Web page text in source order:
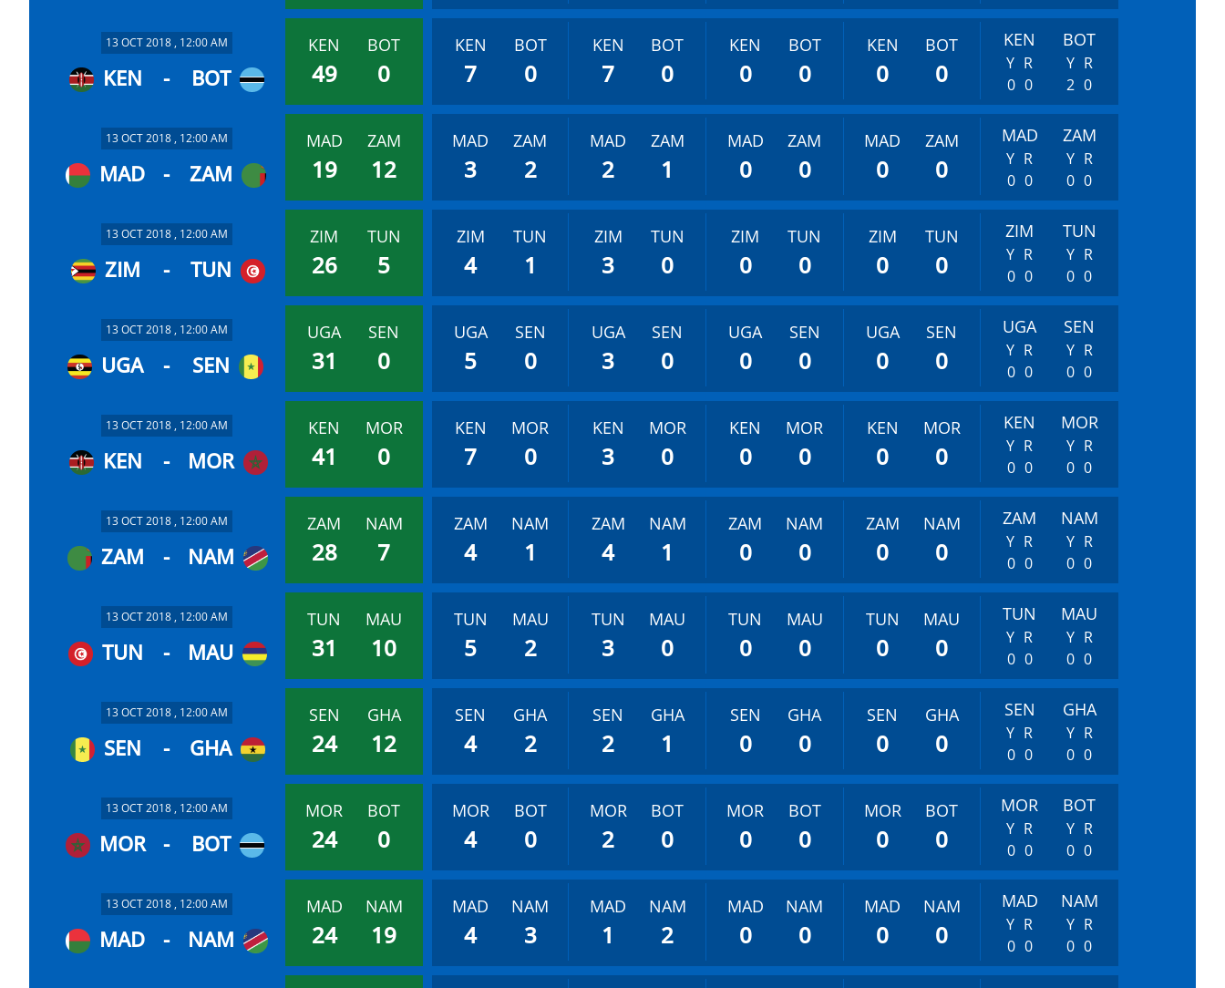
13 OCT 2018 , 12:00 AM
KEN - BOT
KEN BOT
49 0
KEN BOT
7 0
KEN BOT
7 0
KEN BOT
0 0
KEN BOT
0 0
KEN BOT
Y R
0 0
Y R
2 0
13 OCT 2018 , 12:00 AM
MAD - ZAM
MAD ZAM
19 12
MAD ZAM
3 2
MAD ZAM
2 1
MAD ZAM
0 0
MAD ZAM
0 0
MAD ZAM
Y R
0 0
Y R
0 0
13 OCT 2018 , 12:00 AM
ZIM - TUN
ZIM TUN
26 5
ZIM TUN
4 1
ZIM TUN
3 0
ZIM TUN
0 0
ZIM TUN
0 0
ZIM TUN
Y R
0 0
Y R
0 0
13 OCT 2018 , 12:00 AM
UGA - SEN
UGA SEN
31 0
UGA SEN
5 0
UGA SEN
3 0
UGA SEN
0 0
UGA SEN
0 0
UGA SEN
Y R
0 0
Y R
0 0
13 OCT 2018 , 12:00 AM
KEN - MOR
KEN MOR
41 0
KEN MOR
7 0
KEN MOR
3 0
KEN MOR
0 0
KEN MOR
0 0
KEN MOR
Y R
0 0
Y R
0 0
13 OCT 2018 , 12:00 AM
ZAM - NAM
ZAM NAM
28 7
ZAM NAM
4 1
ZAM NAM
4 1
ZAM NAM
0 0
ZAM NAM
0 0
ZAM NAM
Y R
0 0
Y R
0 0
13 OCT 2018 , 12:00 AM
TUN - MAU
TUN MAU
31 10
TUN MAU
5 2
TUN MAU
3 0
TUN MAU
0 0
TUN MAU
0 0
TUN MAU
Y R
0 0
Y R
0 0
13 OCT 2018 , 12:00 AM
SEN - GHA
SEN GHA
24 12
SEN GHA
4 2
SEN GHA
2 1
SEN GHA
0 0
SEN GHA
0 0
SEN GHA
Y R
0 0
Y R
0 0
13 OCT 2018 , 12:00 AM
MOR - BOT
MOR BOT
24 0
MOR BOT
4 0
MOR BOT
2 0
MOR BOT
0 0
MOR BOT
0 0
MOR BOT
Y R
0 0
Y R
0 0
13 OCT 2018 , 12:00 AM
MAD - NAM
MAD NAM
24 19
MAD NAM
4 3
MAD NAM
1 2
MAD NAM
0 0
MAD NAM
0 0
MAD NAM
Y R
0 0
Y R
0 0